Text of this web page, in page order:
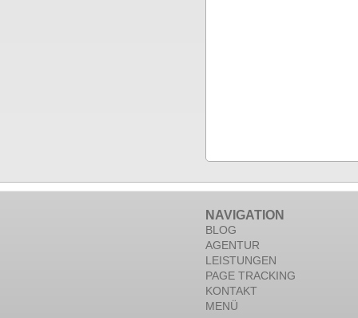
NAVIGATION
BLOG
AGENTUR
LEISTUNGEN
PAGE TRACKING
KONTAKT
MENÜ